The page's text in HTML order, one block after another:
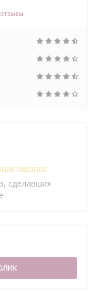
оценки
сделавших